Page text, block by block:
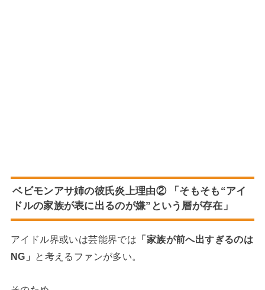
ベビモンアサ姉の彼氏炎上理由② 「そもそも“アイ
ドルの家族が表に出るのが嫌”という層が存在」
アイドル界或いは芸能界では 「家族が前へ出すぎるのは
NG」
と考えるファンが多い。